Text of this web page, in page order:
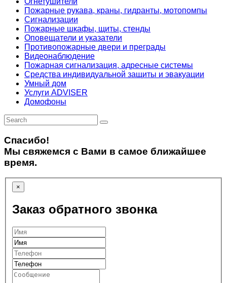
Пожарные рукава, краны, гидранты, мотопомпы
Сигнализации
Пожарные шкафы, щиты, стенды
Оповещатели и указатели
Противопожарные двери и преграды
Видеонаблюдение
Пожарная сигнализация, адресные системы
Средства индивидуальной защиты и эвакуации
Умный дом
Услуги ADVISER
Домофоны
Спасибо!
Мы свяжемся с Вами в самое ближайшее
время.
×
Заказ обратного звонка